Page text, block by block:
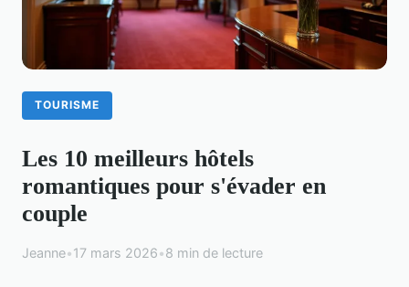
TOURISME
Les 10 meilleurs hôtels
romantiques pour s'évader en
couple
Jeanne•17 mars 2026•8 min de lecture